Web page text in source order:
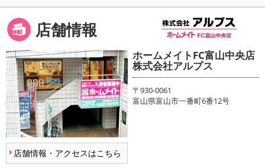
店舗情報
店舗情報・アクセスはこちら
ホームメイトFC富山中央店
株式会社アルプス
〒930-0061
富山県富山市一番町6番12号